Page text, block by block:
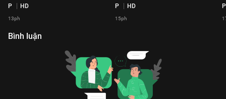
P HD
13ph
P HD
15ph
P
Bình luận